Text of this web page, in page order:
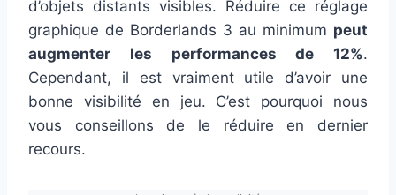
d’objets distants visibles. Réduire ce réglage
graphique de Borderlands 3 au minimum peut
augmenter les performances de 12%.
Cependant, il est vraiment utile d’avoir une
bonne visibilité en jeu. C’est pourquoi nous
vous conseillons de le réduire en dernier
recours.